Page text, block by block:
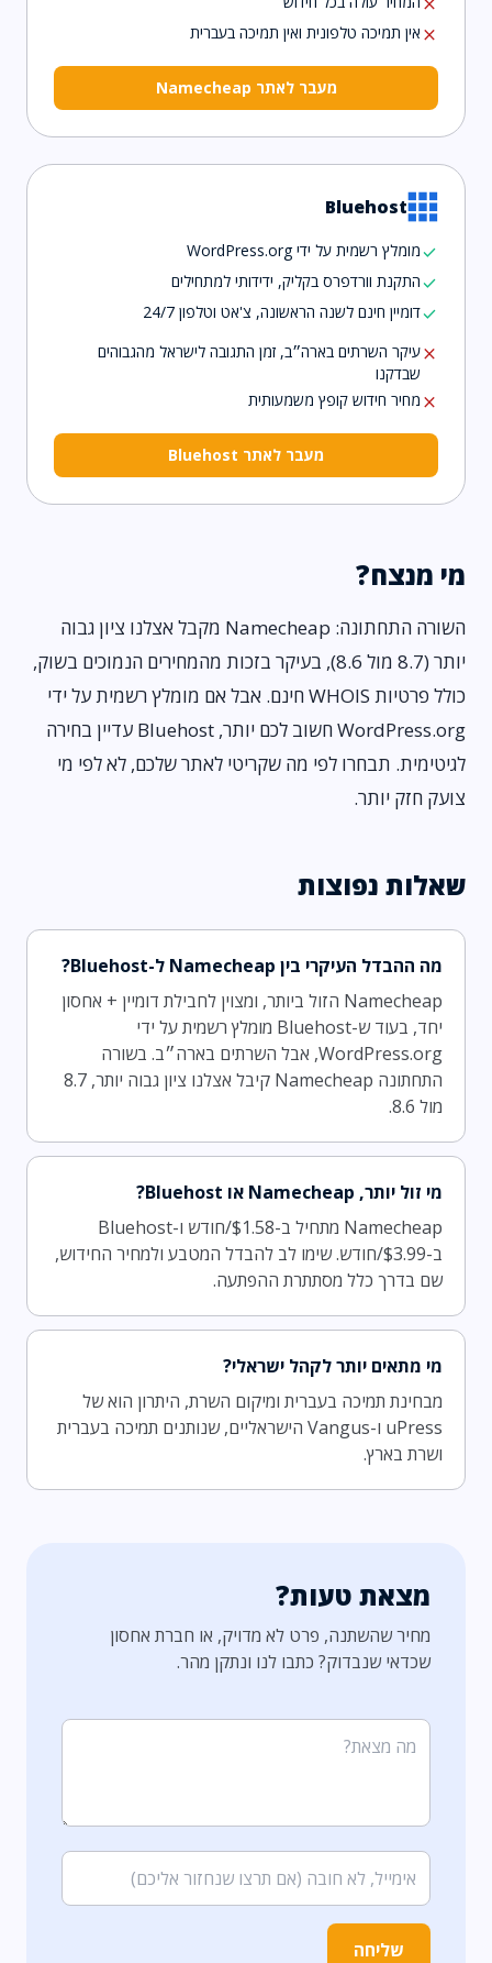
close
close אין תמיכה טלפונית ואין תמיכה בעברית
מעבר לאתר Namecheap
Bluehost
checkמומלץ רשמית על ידי WordPress.org
checkהתקנת וורדפרס בקליק, ידידותי למתחילים
checkדומיין חינם לשנה הראשונה, צ'אט וטלפון 24/7
closeעיקר השרתים בארה״ב, זמן התגובה לישראל מהגבוהים
שבדקנו
close מחיר חידוש קופץ משמעותית
מעבר לאתר Bluehost
מי מנצח?
השורה התחתונה: Namecheap מקבל אצלנו ציון גבוה
יותר (8.7 מול 8.6), בעיקר בזכות מהמחירים הנמוכים בשוק,
כולל פרטיות WHOIS חינם. אבל אם מומלץ רשמית על ידי
WordPress.org חשוב לכם יותר, Bluehost עדיין בחירה
לגיטימית. תבחרו לפי מה שקריטי לאתר שלכם, לא לפי מי
צועק חזק יותר.
שאלות נפוצות
מה ההבדל העיקרי בין Namecheap ל-Bluehost?
Namecheap הזול ביותר, ומצוין לחבילת דומיין + אחסון
יחד, בעוד ש-Bluehost מומלץ רשמית על ידי
WordPress.org, אבל השרתים בארה״ב. בשורה
התחתונה Namecheap קיבל אצלנו ציון גבוה יותר, 8.7
מול 8.6.
מי זול יותר, Namecheap או Bluehost?
Namecheap מתחיל ב-$1.58/חודש ו-Bluehost
ב-$3.99/חודש. שימו לב להבדל המטבע ולמחיר החידוש,
שם בדרך כלל מסתתרת ההפתעה.
מי מתאים יותר לקהל ישראלי?
מבחינת תמיכה בעברית ומיקום השרת, היתרון הוא של
uPress ו-Vangus הישראליים, שנותנים תמיכה בעברית
ושרת בארץ.
מצאת טעות?
מחיר שהשתנה, פרט לא מדויק, או חברת אחסון
שכדאי שנבדוק? כתבו לנו ונתקן מהר.
שליחה